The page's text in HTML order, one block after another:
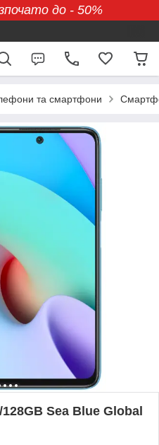
до - 50%
та смартфони
Sea Blue Global